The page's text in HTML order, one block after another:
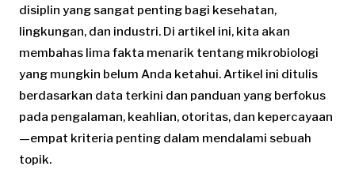
disiplin yang sangat penting bagi kesehatan,
lingkungan, dan industri. Di artikel ini, kita akan
membahas lima fakta menarik tentang mikrobiologi
yang mungkin belum Anda ketahui. Artikel ini ditulis
berdasarkan data terkini dan panduan yang berfokus
pada pengalaman, keahlian, otoritas, dan kepercayaan
—empat kriteria penting dalam mendalami sebuah
topik.